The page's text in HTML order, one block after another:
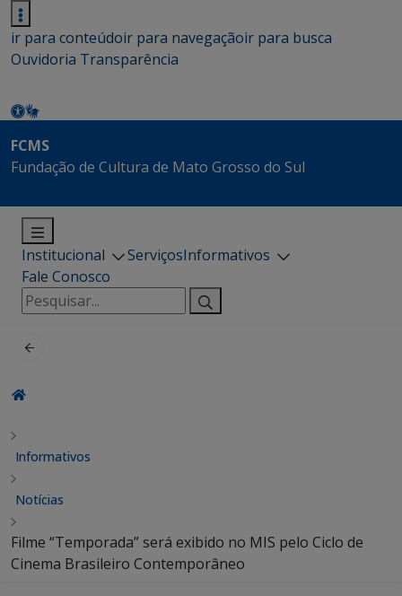
ir para conteúdoir para navegaçãoir para busca
Ouvidoria Transparência
FCMS
Fundação de Cultura de Mato Grosso do Sul
Institucional ServiçosInformativos
Fale Conosco
Pesquisar
por:
Informativos
Notícias
Filme “Temporada” será exibido no MIS pelo Ciclo de
Cinema Brasileiro Contemporâneo